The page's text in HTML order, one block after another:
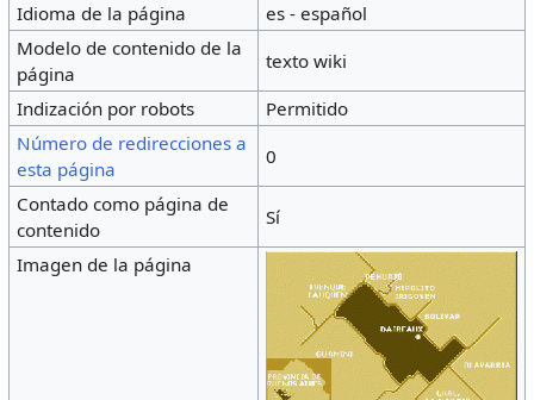
Idioma de la página
es - español
Modelo de contenido de la
página
texto wiki
Indización por robots
Permitido
Número de redirecciones a
esta página
0
Contado como página de
contenido
Sí
Imagen de la página